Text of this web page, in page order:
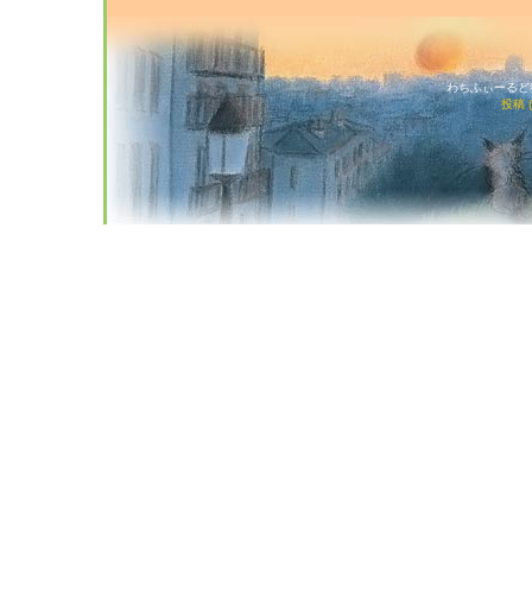
わちふぃーる
投稿